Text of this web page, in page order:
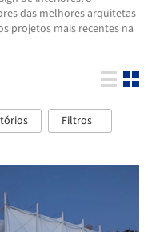
das melhores arquitetas
projetos mais recentes na
Filtros